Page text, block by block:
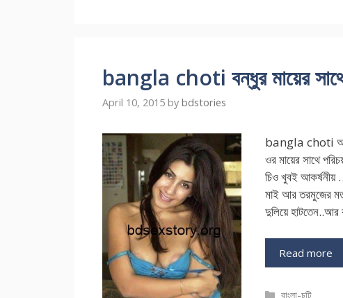
bangla choti বন্ধুর মায়ের সাথে
April 10, 2015 by bdstories
bangla choti
ওর মায়ের সাথে
চিও খুবই আকর্ষনীয়
মাই আর তরমুজের মত
দুলিয়ে
Read more
Categories
বাংলা-চটি